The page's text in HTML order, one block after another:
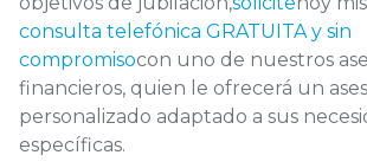
consulta telefónica GRATUITA y sin
compromisocon uno de nuestros
financieros, quien le ofrecerá un
personalizado adaptado a sus
específicas.